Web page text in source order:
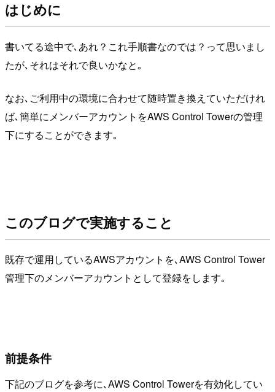
はじめに
書いてる途中で､あれ？これ手順書なのでは？って思いまし
たが､それはそれで良いかなと｡
なお､ご利用中の環境に合わせて随時置き換えていただけれ
ば､簡単にメンバーアカウントをAWS Control Towerの管理
下にすることができます｡
このブログで実施すること
既存で運用しているAWSアカウントを､AWS Control Tower
管理下のメンバーアカウントとして登録をします｡
前提条件
下記のブログを参考に､AWS Control Towerを有効化してい